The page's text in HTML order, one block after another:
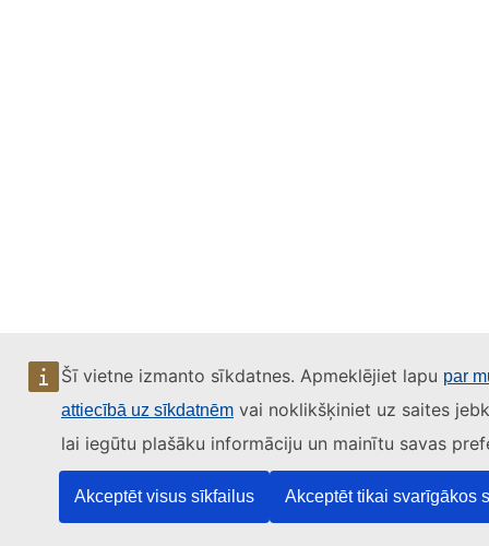
Šī vietne izmanto sīkdatnes. Apmeklējiet lapu par
attiecībā uz sīkdatnēm vai noklikšķiniet uz saites
lai iegūtu plašāku informāciju un mainītu savas
Akceptēt visus sīkfailus Akceptēt tikai svarīgākos